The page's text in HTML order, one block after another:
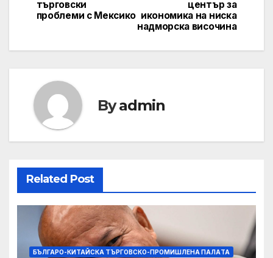
център за
икономика на ниска
надморска височина
търговски
проблеми с Мексико
Byadmin
Related Post
БЪЛГАРО-КИТАЙСКА ТЪРГОВСКО-ПРОМИШЛЕНА ПАЛAТА